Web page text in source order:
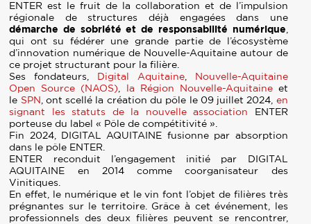
ENTER est le fruit de la collaboration et de l’impulsion
régionale de structures déjà engagées dans une
démarche de sobriété et de responsabilité numérique,
qui ont su fédérer une grande partie de l’écosystème
d’innovation numérique de Nouvelle-Aquitaine autour de
ce projet structurant pour la filière.
Ses fondateurs,
Digital Aquitaine,
Nouvelle-Aquitaine
Open Source (NAOS), la Région Nouvelle-Aquitaineet
le SPN , ont scellé la création du pôle le 09 juillet 2024, en
signant
les statuts de la nouvelle association
ENTER
porteuse du
label « Pôle de compétitivité ».
Fin 2024, DIGITAL AQUITAINE fusionne par absorption
dans le pôle ENTER.
ENTER reconduit l’engagement initié par DIGITAL
AQUITAINE en 2014 comme coorganisateur des
Vinitiques.
En effet, le numérique et le vin font l’objet de filières très
prégnantes sur le territoire. Grâce à cet événement, les
professionnels des deux filières peuvent se rencontrer,